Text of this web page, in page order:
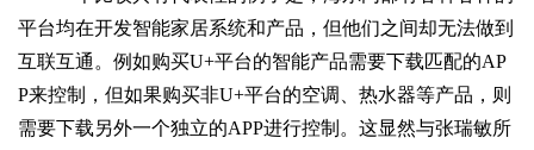
平台均在开发智能家居系统和产品，但他们之间却无法做到
互联互通。例如购买U+平台的智能产品需要下载匹配的AP
P来控制，但如果购买非U+平台的空调、热水器等产品，则
需要下载另外一个独立的APP进行控制。这显然与张瑞敏所